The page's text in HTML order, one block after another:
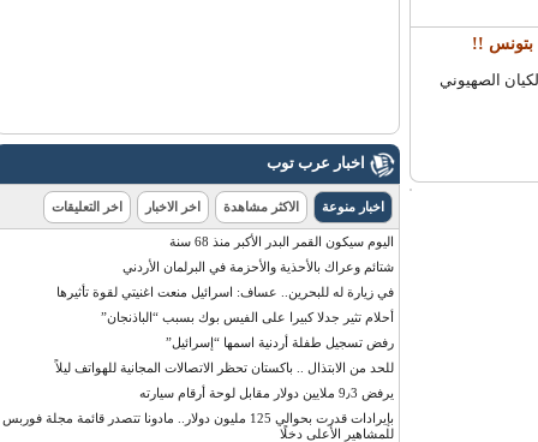
!!
الصهيوني
اخبار عرب توب
اخبار منوعة الاكثر مشاهدة اخر الاخبار اخر التعليقات
اليوم سيكون القمر البدر الأكبر منذ 68 سنة
شتائم وعراك بالأحذية والأحزمة في البرلمان الأردني
في زيارة له للبحرين.. عساف: اسرائيل منعت اغنيتي لقوة تأثيرها
أحلام تثير جدلا كبيرا على الفيس بوك بسبب “الباذنجان”
رفض تسجيل طفلة أردنية اسمها “إسرائيل”
للحد من الابتذال .. باكستان تحظر الاتصالات المجانية للهواتف ليلاً
يرفض 9٫3 ملايين دولار مقابل لوحة أرقام سيارته
بإيرادات قدرت بحوالي 125 مليون دولار.. مادونا تتصدر قائمة مجلة فوربس
للمشاهير الأعلى دخلًا